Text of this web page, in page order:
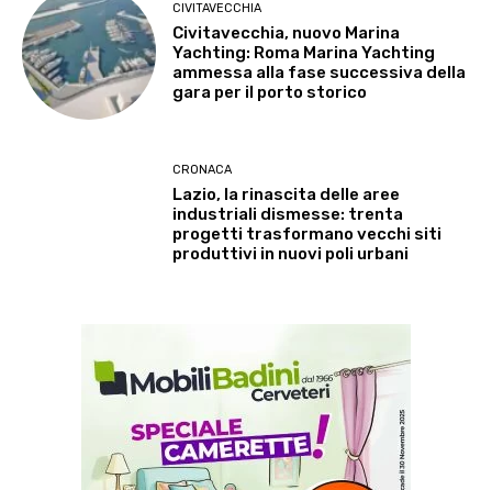
CIVITAVECCHIA
Civitavecchia, nuovo Marina
Yachting: Roma Marina Yachting
ammessa alla fase successiva della
gara per il porto storico
CRONACA
Lazio, la rinascita delle aree
industriali dismesse: trenta
progetti trasformano vecchi siti
produttivi in nuovi poli urbani